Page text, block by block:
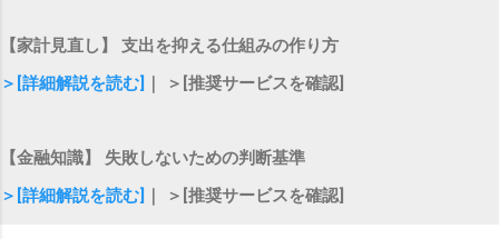
【家計見直し】 支出を抑える仕組みの作り方
＞[詳細解説を読む]
｜ ＞[推奨サービスを確認]
【金融知識】 失敗しないための判断基準
＞[詳細解説を読む]
｜ ＞[推奨サービスを確認]